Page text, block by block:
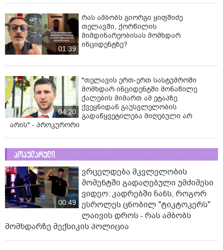
01:39
რას ამბობს გიორგი ყიფშიძე
თელავში, ქორწილის
მიმდინარეობისას მომხდარ
ინციდენტზე?
04:20
"თელავის ერთ-ერთ სასტუმროში
მომხდარ ინციდენტში მონაწილე
ქალების მიმართ ამ ეტაპზე
ქვეყნიდან გაუსვლელობის
გადაწყვეტილება მიღებული არ
არის" - პროკურორი
პოპულარული
00:49
ვრცელდება მკვლელობის
მომენტში გადაღებული უმძიმესი
ვიდეო: კადრებში ჩანს, როგორ
ესროლეს ცნობილ "ტიკტოკერს"
ლაივის დროს - რას ამბობს
მომხდარზე მექსიკის პოლიცია